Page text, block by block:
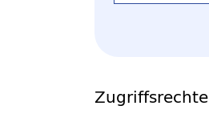
Zugriffsrechte